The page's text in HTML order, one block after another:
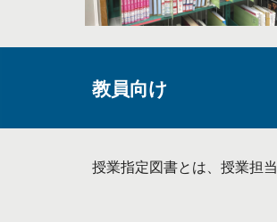
教員向け
授業指定図書とは、授業担